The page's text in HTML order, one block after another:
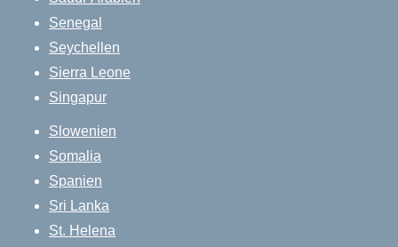
Senegal
Seychellen
Sierra Leone
Singapur
Slowenien
Somalia
Spanien
Sri Lanka
St. Helena